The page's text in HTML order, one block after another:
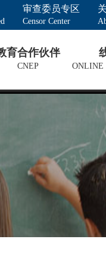
审查委员专区
Censor Center
育合作伙伴
CNEP ONLINE